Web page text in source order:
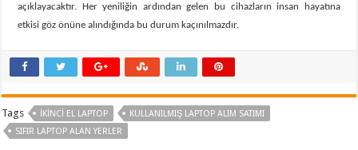
açıklayacaktır. Her yeniliğin ardından gelen bu cihazların insan hayatına
etkisi göz önüne alındığında bu durum kaçınılmazdır.
Tags İKINCI EL LAPTOP
KULLANILMIŞ LAPTOP ALIM SATIMI
SIFIR LAPTOP ALAN YERLER